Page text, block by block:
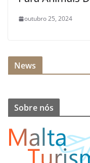
outubro 25, 2024
News
Sobre nós